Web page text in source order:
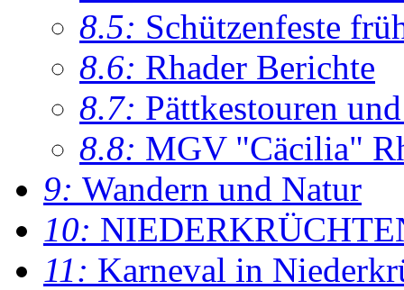
8.5: Schützenfeste
8.6: Rhader Berichte
8.7: Pättkestouren
8.8: MGV "Cäcilia"
9: Wandern und Natur
10:
11: Karneval in